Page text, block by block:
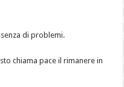
di problemi.
chiama pace il rimanere in